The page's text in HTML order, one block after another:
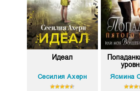
Идеал
Сесилия Ахерн Ясмина